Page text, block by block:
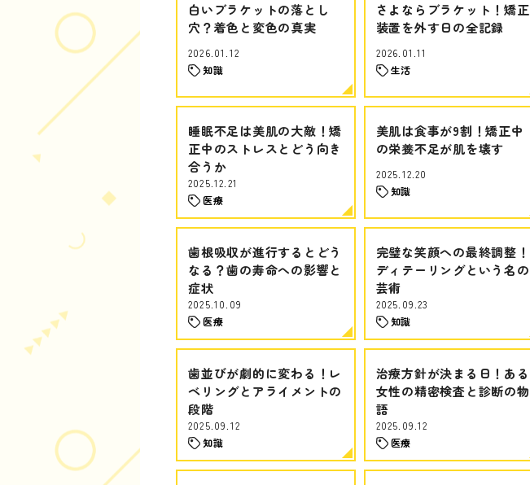
白いブラケットの落とし
穴？着色と変色の真実
2026.01.12
知識
さよならブラケット！矯正
装置を外す日の全記録
2026.01.11
生活
睡眠不足は美肌の大敵！矯
正中のストレスとどう向き
合うか
2025.12.21
医療
美肌は食事が9割！矯正中
の栄養不足が肌を壊す
2025.12.20
知識
歯根吸収が進行するとどう
なる？歯の寿命への影響と
症状
2025.10.09
医療
完璧な笑顔への最終調整！
ディテーリングという名の
芸術
2025.09.23
知識
歯並びが劇的に変わる！レ
ベリングとアライメントの
段階
2025.09.12
知識
治療方針が決まる日！ある
女性の精密検査と診断の物
語
2025.09.12
医療